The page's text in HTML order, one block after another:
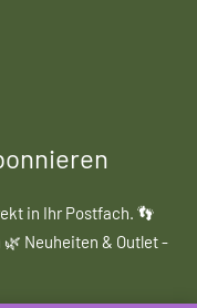
in Ihr Postfach. 👣
Neuheiten & Outlet -